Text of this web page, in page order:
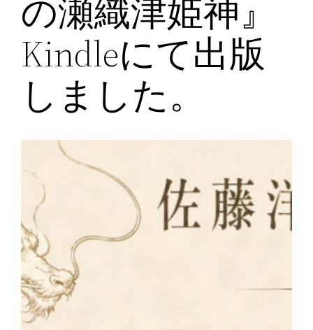
の瀬織津姫神』
Kindleにて出版
しました。